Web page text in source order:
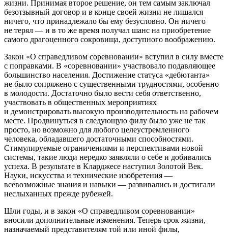
жизни. Принимая второе решение, он тем самым заключал
безотзывный договор и в конце своей жизни не лишался
ничего, что принадлежало бы ему безусловно. Он ничего
не терял — и в то же время получал шанс на приобретение
самого драгоценного сокровища, доступного воображению.
Закон «О справедливом соревновании» вступил в силу вместе
с поправками. В «соревновании» участвовало подавляющее
большинство населения. Достижение статуса «дебютанта»
не было сопряжено с существенными трудностями, особенно
в молодости. Достаточно было вести себя ответственно,
участвовать в общественных мероприятиях
и демонстрировать высокую производительность на рабочем
месте. Продвинуться в следующую филу было уже не так
просто, но возможно для любого целеустремленного
человека, обладавшего достаточными способностями.
Стимулируемые ограничениями и перспективами новой
системы, такие люди нередко заявляли о себе и добивались
успеха. В результате в Кларджесе наступил Золотой Век.
Науки, искусства и технические изобретения —
всевозможные знания и навыки — развивались и достигали
неслыханных прежде рубежей.
Шли годы, и в закон «О справедливом соревновании»
вносили дополнительные изменения. Теперь срок жизни,
назначаемый представителям той или иной филы,